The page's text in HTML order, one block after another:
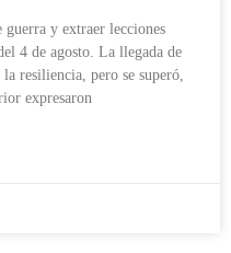
y extraer lecciones
4 de agosto. La llegada de
resiliencia, pero se superó,
expresaron